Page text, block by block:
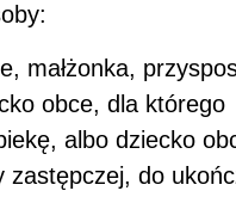
małżonka,
obce, dla którego
albo dziecko
zastępczej, do